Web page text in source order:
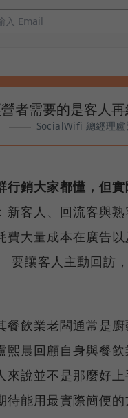
SocialWifi 總經理盧
者需要的是客人再
銷大家都懂，但
新客人、回流客與
大量成本在廣告以
要讓客人主動回訪
餐飲業老闆通常是
熙晨回顧自身與餐
來說並不是那麼好
能用最實際簡便的